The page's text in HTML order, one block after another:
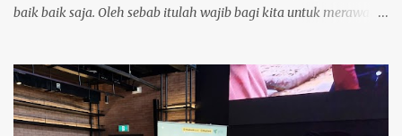
baik baik saja. Oleh sebab itulah wajib bagi kita untuk merawat
Salah satunya adalah saya. Beberapa bulan ini kondisi mata
saya kurang baik. Mata mengalami kering yang berujung perih
dan sepet. Terlebih ketika sedang berada di luar rumah. Tapi lagi